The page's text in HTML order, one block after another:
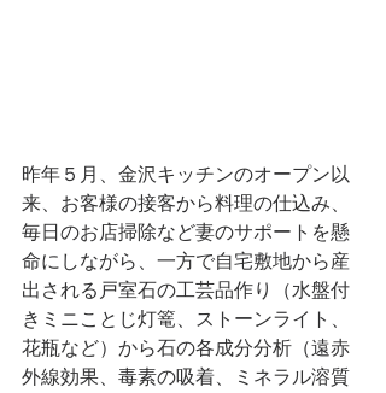
昨年５月、金沢キッチンのオープン以
来、お客様の接客から料理の仕込み、
毎日のお店掃除など妻のサポートを懸
命にしながら、一方で自宅敷地から産
出される戸室石の工芸品作り（水盤付
きミニことじ灯篭、ストーンライト、
花瓶など）から石の各成分分析（遠赤
外線効果、毒素の吸着、ミネラル溶質